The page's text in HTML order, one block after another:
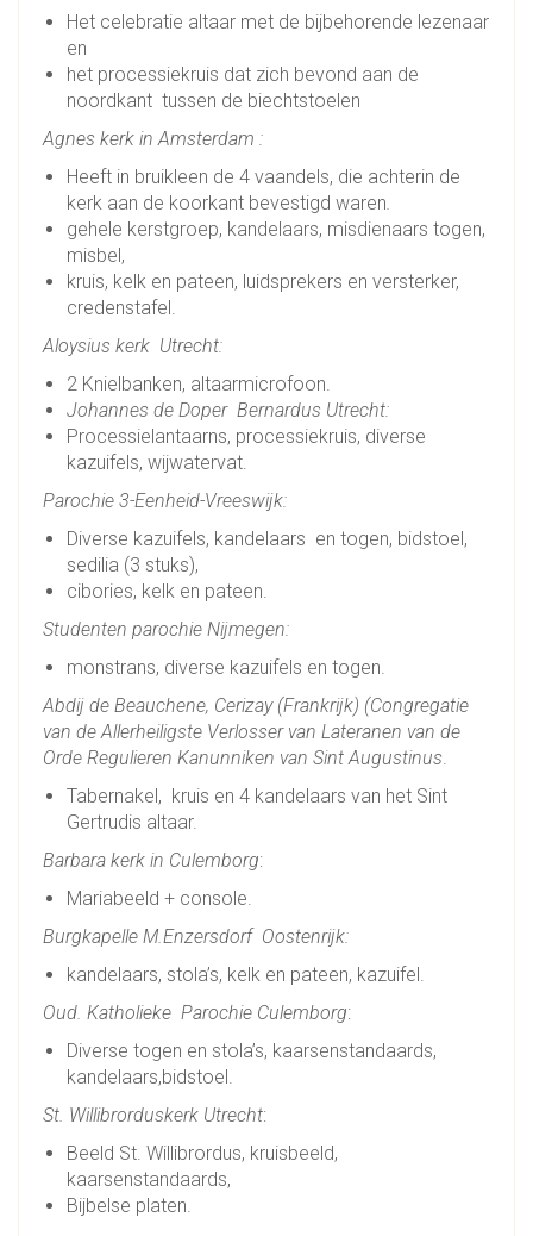
Het celebratie altaar met de bijbehorende lezenaar
en
het processiekruis dat zich bevond aan de
noordkant tussen de biechtstoelen
Agnes kerk in Amsterdam :
Heeft in bruikleen de 4 vaandels, die achterin de
kerk aan de koorkant bevestigd waren.
gehele kerstgroep, kandelaars, misdienaars togen,
misbel,
kruis, kelk en pateen, luidsprekers en versterker,
credenstafel.
Aloysius kerk Utrecht:
2 Knielbanken, altaarmicrofoon.
Johannes de Doper Bernardus Utrecht:
Processielantaarns, processiekruis, diverse
kazuifels, wijwatervat.
Parochie 3-Eenheid-Vreeswijk:
Diverse kazuifels, kandelaars en togen, bidstoel,
sedilia (3 stuks),
cibories, kelk en pateen.
Studenten parochie Nijmegen:
monstrans, diverse kazuifels en togen.
Abdij de Beauchene, Cerizay (Frankrijk) (Congregatie
van de Allerheiligste Verlosser van Lateranen van de
Orde Regulieren Kanunniken van Sint Augustinus.
Tabernakel, kruis en 4 kandelaars van het Sint
Gertrudis altaar.
Barbara kerk in Culemborg:
Mariabeeld + console.
Burgkapelle M.Enzersdorf Oostenrijk:
kandelaars, stola’s, kelk en pateen, kazuifel.
Oud. Katholieke Parochie Culemborg:
Diverse togen en stola’s, kaarsenstandaards,
kandelaars,bidstoel.
St. Willibrorduskerk Utrecht:
Beeld St. Willibrordus, kruisbeeld,
kaarsenstandaards,
Bijbelse platen.